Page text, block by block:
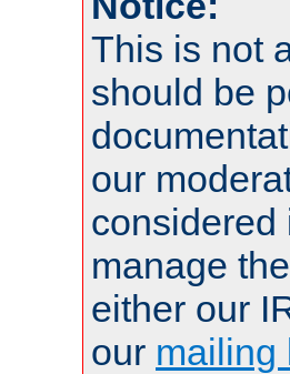
This is not
should be
our
considered
manage
either our
our mailing